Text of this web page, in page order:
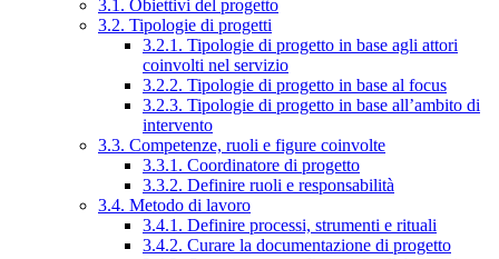
3.1. Obiettivi del progetto
3.2. Tipologie di progetti
3.2.1. Tipologie di progetto in base agli attori
coinvolti nel servizio
3.2.2. Tipologie di progetto in base al focus
3.2.3. Tipologie di progetto in base all’ambito di
intervento
3.3. Competenze, ruoli e figure coinvolte
3.3.1. Coordinatore di progetto
3.3.2. Definire ruoli e responsabilità
3.4. Metodo di lavoro
3.4.1. Definire processi, strumenti e rituali
3.4.2. Curare la documentazione di progetto